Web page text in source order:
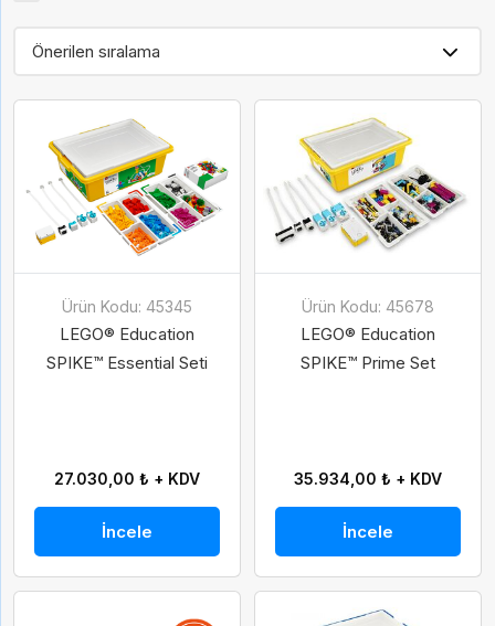
Ürün Kodu: 45345
LEGO® Education
SPIKE™ Essential Seti
27.030,00 ₺ + KDV
İncele
Ürün Kodu: 45678
LEGO® Education
SPIKE™ Prime Set
35.934,00 ₺ + KDV
İncele